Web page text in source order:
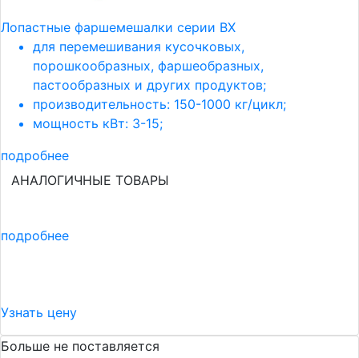
Лопастные фаршемешалки серии ВХ
для перемешивания кусочковых,
порошкообразных, фаршеобразных,
пастообразных и других продуктов;
производительность: 150-1000 кг/цикл;
мощность кВт: 3-15;
подробнее
АНАЛОГИЧНЫЕ ТОВАРЫ
подробнее
Узнать цену
Больше не поставляется